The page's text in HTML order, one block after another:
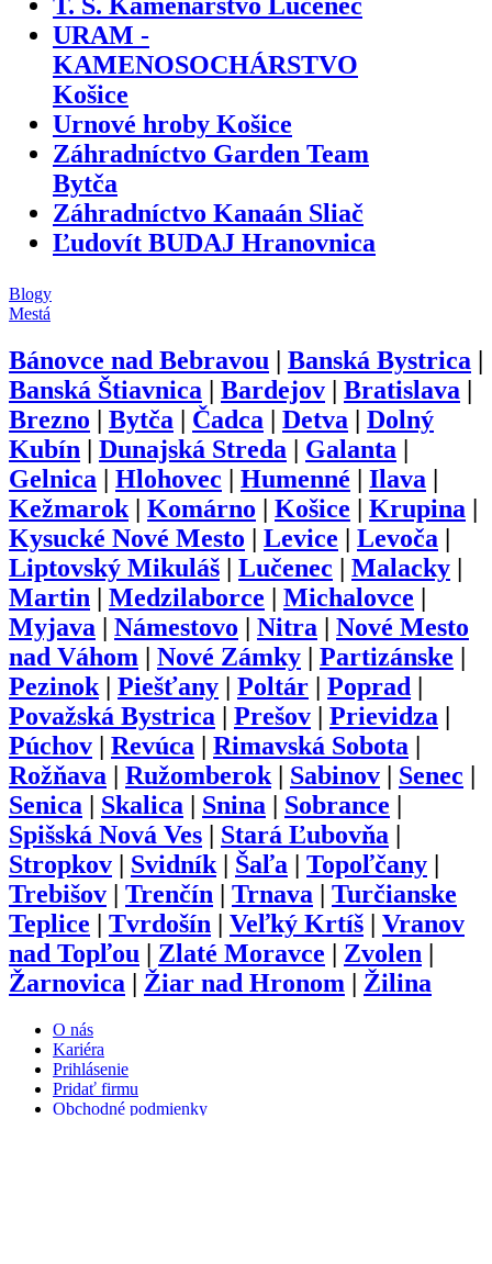
URAM -
KAMENOSOCHÁRSTVO
Košice
Urnové hroby Košice
Záhradníctvo Garden Team
Bytča
Záhradníctvo Kanaán Sliač
Ľudovít BUDAJ Hranovnica
Blogy
Mestá
Bánovce nad Bebravou | Banská Bystrica |
Banská Štiavnica | Bardejov | Bratislava |
Brezno | Bytča | Čadca | Detva | Dolný
Kubín | Dunajská Streda | Galanta |
Gelnica | Hlohovec | Humenné | Ilava |
Kežmarok | Komárno | Košice | Krupina |
Kysucké Nové Mesto | Levice | Levoča |
Liptovský Mikuláš | Lučenec | Malacky |
Martin | Medzilaborce | Michalovce |
Myjava | Námestovo | Nitra | Nové Mesto
nad Váhom | Nové Zámky | Partizánske |
Pezinok | Piešťany | Poltár | Poprad |
Považská Bystrica | Prešov | Prievidza |
Púchov | Revúca | Rimavská Sobota |
Rožňava | Ružomberok | Sabinov | Senec |
Senica | Skalica | Snina | Sobrance |
Spišská Nová Ves | Stará Ľubovňa |
Stropkov | Svidník | Šaľa | Topoľčany |
Trebišov | Trenčín | Trnava | Turčianske
Teplice | Tvrdošín | Veľký Krtíš | Vranov
nad Topľou | Zlaté Moravce | Zvolen |
Žarnovica | Žiar nad Hronom | Žilina
O nás
Kariéra
Prihlásenie
Pridať firmu
Obchodné podmienky